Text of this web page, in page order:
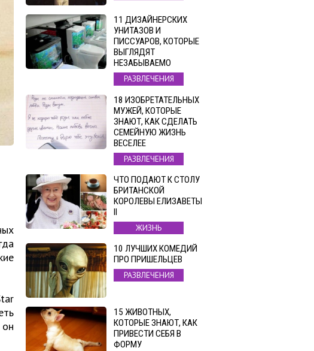
11 ДИЗАЙНЕРСКИХ
УНИТАЗОВ И
ПИССУАРОВ, КОТОРЫЕ
ВЫГЛЯДЯТ
НЕЗАБЫВАЕМО
РАЗВЛЕЧЕНИЯ
18 ИЗОБРЕТАТЕЛЬНЫХ
МУЖЕЙ, КОТОРЫЕ
ЗНАЮТ, КАК СДЕЛАТЬ
СЕМЕЙНУЮ ЖИЗНЬ
ВЕСЕЛЕЕ
РАЗВЛЕЧЕНИЯ
ЧТО ПОДАЮТ К СТОЛУ
БРИТАНСКОЙ
КОРОЛЕВЫ ЕЛИЗАВЕТЫ
II
ЖИЗНЬ
10 ЛУЧШИХ КОМЕДИЙ
ПРО ПРИШЕЛЬЦЕВ
РАЗВЛЕЧЕНИЯ
15 ЖИВОТНЫХ,
КОТОРЫЕ ЗНАЮТ, КАК
ПРИВЕСТИ СЕБЯ В
ФОРМУ